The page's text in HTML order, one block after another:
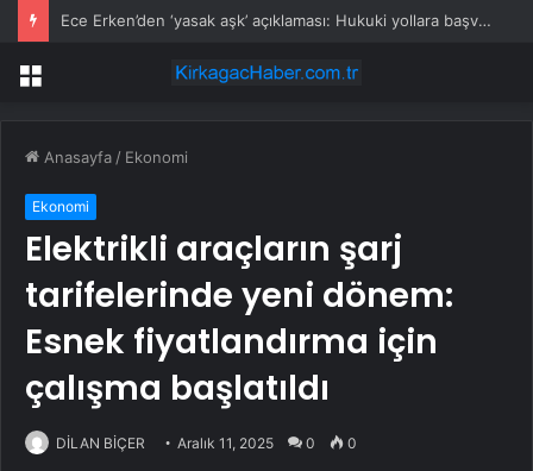
Ece Erken’den ‘yasak aşk’ açıklaması: Hukuki yollara başvuruyor
Menü
Anasayfa / Ekonomi
Ekonomi
Elektrikli araçların şarj
tarifelerinde yeni dönem:
Esnek fiyatlandırma için
çalışma başlatıldı
DİLAN BİÇER Aralık 11, 2025 0 0